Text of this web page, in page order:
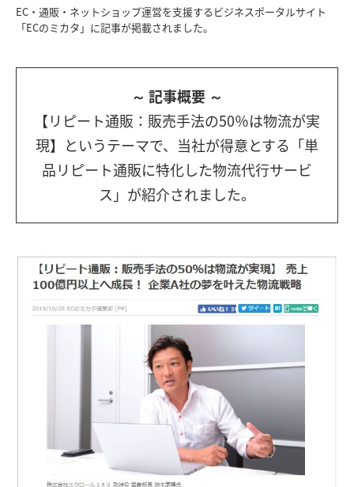
EC・通販・ネットショップ運営を支援するビジネスポータルサイト
「ECのミカタ」に記事が掲載されました。
～ 記事概要 ～
【リピート通販：販売手法の50％は物流が実
現】というテーマで、当社が得意とする「単
品リピート通販に特化した物流代行サービ
ス」が紹介されました。